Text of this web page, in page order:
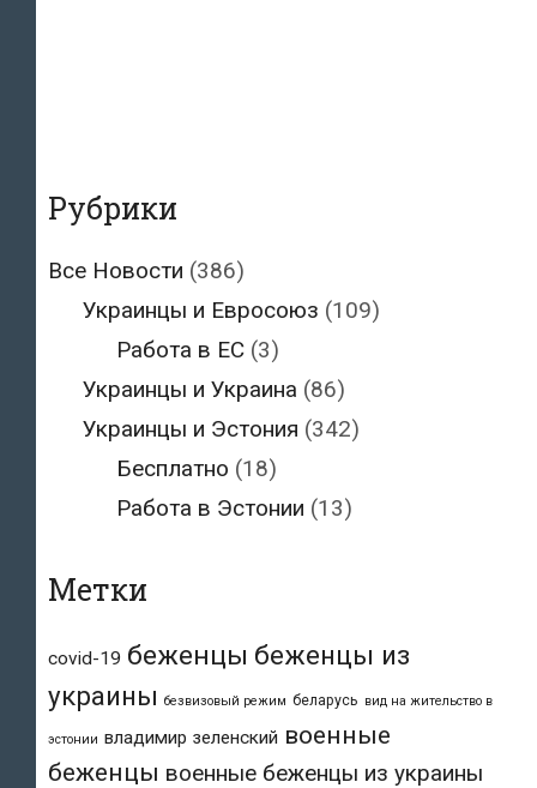
Рубрики
Все Новости (386)
Украинцы и Евросоюз (109)
Работа в ЕС (3)
Украинцы и Украина (86)
Украинцы и Эстония (342)
Бесплатно (18)
Работа в Эстонии (13)
Метки
covid-19 беженцы беженцы из
украины безвизовый режим беларусь вид на жительство в
эстонии владимир зеленский военные
беженцы военные беженцы из украины